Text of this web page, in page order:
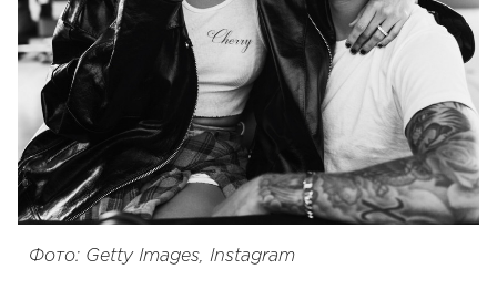
Фото: Getty Images, Instagram